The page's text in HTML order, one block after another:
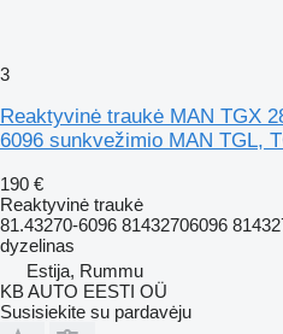
3
Reaktyvinė traukė MAN TGX
6096 sunkvežimio MAN TGL,
190 €
Reaktyvinė traukė
81.43270-6096 81432706096
dyzelinas
Estija, Rummu
KB AUTO EESTI OÜ
Susisiekite su pardavėju